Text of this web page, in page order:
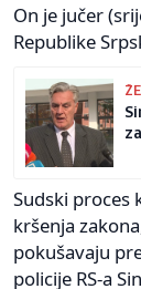
On je jučer
Republike
Sudski proces
kršenja
pokušavaju
policije RS-a